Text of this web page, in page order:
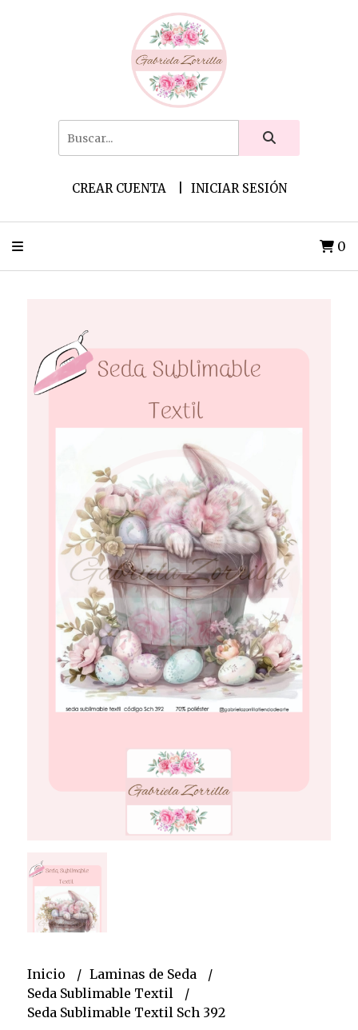
CREAR CUENTA INICIAR SESIÓN
0
Inicio
Laminas de Seda
Seda Sublimable Textil
Seda Sublimable Textil Sch 392